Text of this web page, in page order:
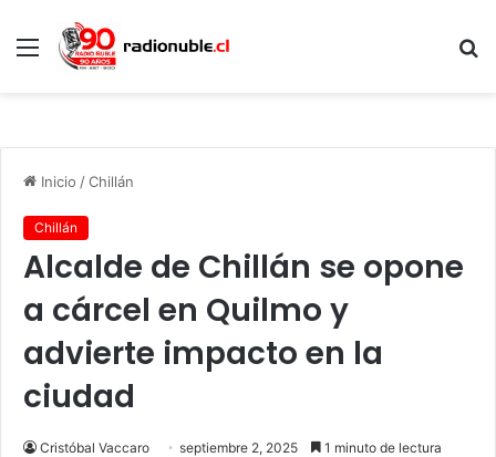
Menú
Inicio /Chillán
Chillán
Alcalde de Chillán se opone
a cárcel en Quilmo y
advierte impacto en la
ciudad
Cristóbal Vaccaro septiembre 2, 2025 1 minuto de lectura